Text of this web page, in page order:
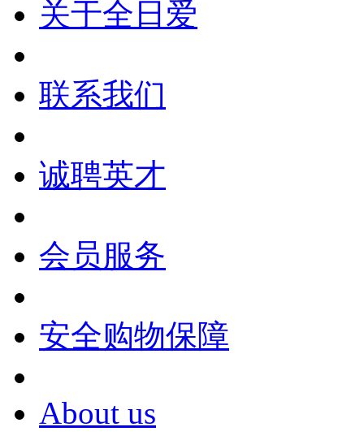
关于全日爱
联系我们
诚聘英才
会员服务
安全购物保障
About us